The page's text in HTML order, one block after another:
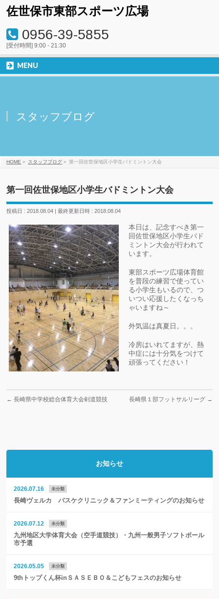
佐世保市東部スポーツ広場
0956-39-5855
[受付時間] 9:00 - 21:30
MENU
スタッフブログ
HOME » スタッフブログ » 第一回佐世保地区小学生バドミントン大会
第一回佐世保地区小学生バドミントン大会
投稿日 : 2018.08.04 最終更新日時 : 2018.08.04
本日は、記念すべき第一
回佐世保地区小学生バド
ミントン大会が行われて
います。
東部スポーツ広場体育館
を普段の練習で使ってい
る小学生もいるので、つ
いつい応援したくなっち
ゃいますね～
外気温は真夏日。。。
冷房はいれてますが、熱
中症には十分気をつけて
頑張ってください！
← 長崎県中学校総合体育大会剣道競技 長崎県１部フットサルリーグ →
お知らせ
2026.07.16 未分類
長崎ヴェルカ バスケクリニック＆ファンミーティングのお知らせ
2026.07.12 未分類
九州地区大学体育大会（空手道競技）・九州一般男子ソフトボール
市予選
2026.05.05 未分類
9thトップくん杯inＳＡＳＥＢＯ＆こどもフェスのお知らせ